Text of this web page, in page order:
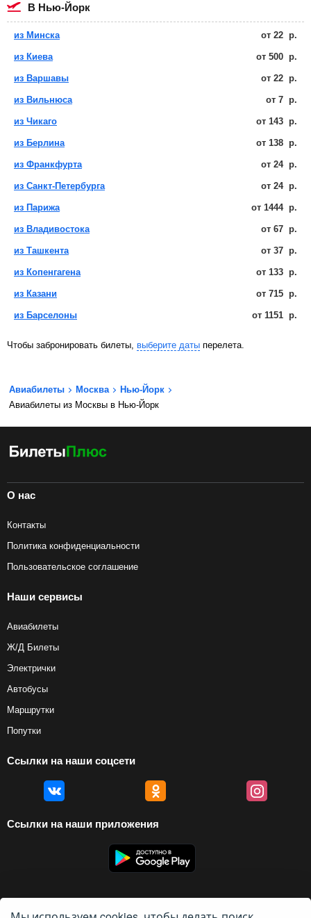
в Нью-Йорк
из Минска от 22 р.
из Киева от 500 р.
из Варшавы от 22 р.
из Вильнюса от 7 р.
из Чикаго от 143 р.
из Берлина от 138 р.
из Франкфурта от 24 р.
из Санкт-Петербурга от 24 р.
из Парижа от 1444 р.
из Владивостока от 67 р.
из Ташкента от 37 р.
из Копенгагена от 133 р.
из Казани от 715 р.
из Барселоны от 1151 р.
Чтобы забронировать билеты, выберите даты перелета.
Авиабилеты Москва
Нью-Йорк
Авиабилеты из Москвы в Нью-Йорк
О нас
Контакты
Политика конфиденциальности
Пользовательское соглашение
Наши сервисы
Авиабилеты
Ж/Д Билеты
Электрички
Автобусы
Маршрутки
Попутки
Ссылки на наши соцсети
Ссылки на наши приложения
© 2012 — 2026, Biletyplus, ООО «Инновэйтив Трэвел Текнолоджиз». Все